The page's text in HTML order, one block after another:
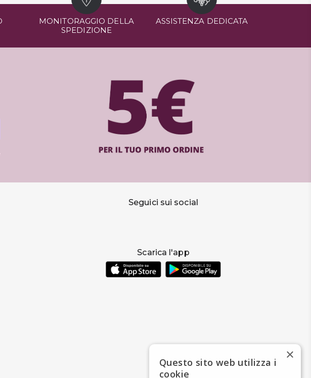
MONITORAGGIO DELLA
SPEDIZIONE
ASSISTENZA DEDICATA
Seguici sui social
Scarica l'app
×
Questo sito web utilizza i
cookie